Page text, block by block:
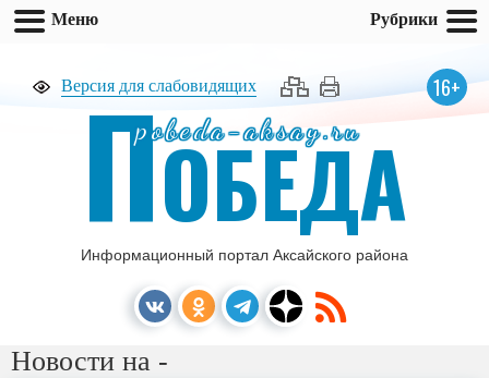
Версия для слабовидящих 16+
pobeda-aksay.ru
ПОБЕДА
Информационный портал Аксайского района
Новости на -
Меню Рубрики